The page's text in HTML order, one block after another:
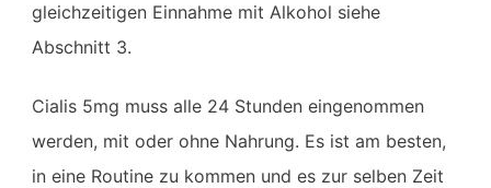
gleichzeitigen Einnahme mit Alkohol siehe
Abschnitt 3.
Cialis 5mg muss alle 24 Stunden eingenommen
werden, mit oder ohne Nahrung. Es ist am besten,
in eine Routine zu kommen und es zur selben Zeit